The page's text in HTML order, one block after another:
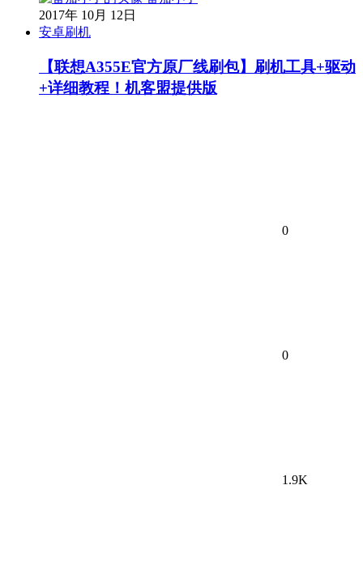
2017年 10月 12日
安卓刷机
【联想A355E官方原厂线刷包】刷机工具+驱动
+详细教程！机客盟提供版
0
0
1.9K